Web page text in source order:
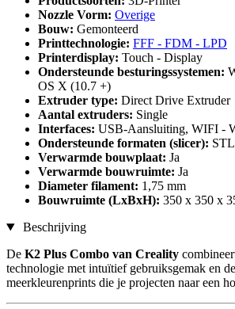
Nozzle Vorm: Overige
Bouw: Gemonteerd
Printtechnologie: FFF - FDM - LPD
Printerdisplay: Touch - Display
Ondersteunde besturingssystemen:
OS X (10.7 +)
Extruder type: Direct Drive Extruder
Aantal extruders: Single
Interfaces: USB-Aansluiting, WIFI -
Ondersteunde formaten (slicer):
Verwarmde bouwplaat: Ja
Verwarmde bouwruimte: Ja
Diameter filament: 1,75 mm
Bouwruimte (LxBxH): 350 x 350 x
Beschrijving
De K2 Plus Combo van Creality
technologie met intuïtief gebruiksgemak en
meerkleurenprints die je projecten naar een